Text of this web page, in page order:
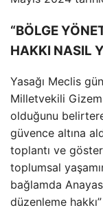
“BÖLGE
HAKKI NASIL
Yasağı Meclis
Milletvekili Gizem
olduğunu
güvence altına
toplantı ve
toplumsal
bağlamda
düzenleme